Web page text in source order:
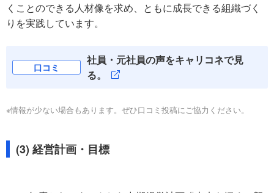
くことのできる人材像を求め、ともに成長できる組織づく
りを実践しています。
口コミ
社員・元社員の声をキャリコネで見
る。
※情報が少ない場合もあります。ぜひ口コミ投稿にご協力ください。
(3) 経営計画・目標